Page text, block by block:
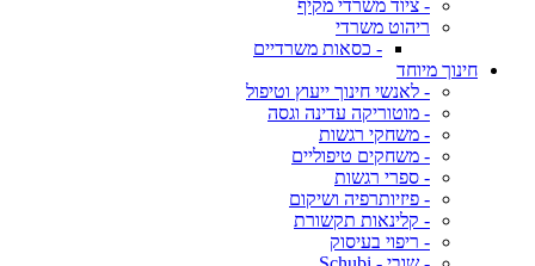
- ציוד משרדי מקיף
ריהוט משרדי
- כסאות משרדיים
חינוך מיוחד
- לאנשי חינוך ייעוץ וטיפול
- מוטוריקה עדינה וגסה
- משחקי רגשות
- משחקים טיפוליים
- ספרי רגשות
- פיזיותרפיה ושיקום
- קלינאות תקשורת
- ריפוי בעיסוק